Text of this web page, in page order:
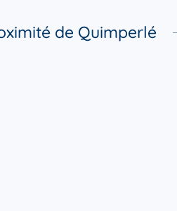
de Quimperlé